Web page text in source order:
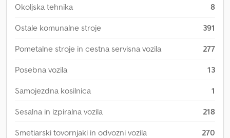
Okoljska tehnika 8
Ostale komunalne stroje 391
Pometalne stroje in cestna servisna vozila 277
Posebna vozila 13
Samojezdna kosilnica 1
Sesalna in izpiralna vozila 218
Smetiarski tovornjaki in odvozni vozila 270